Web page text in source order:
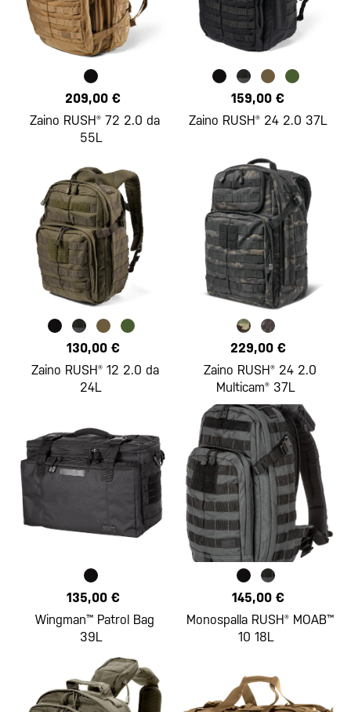
209,00 €
Zaino RUSH® 72 2.0 da
55L
159,00 €
Zaino RUSH® 24 2.0 37L
130,00 €
Zaino RUSH® 12 2.0 da
24L
229,00 €
Zaino RUSH® 24 2.0
Multicam® 37L
135,00 €
Wingman™ Patrol Bag
39L
145,00 €
Monospalla RUSH® MOAB™
10 18L